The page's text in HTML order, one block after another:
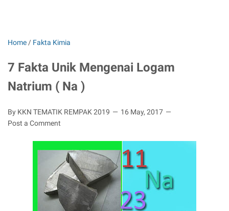
Home / Fakta Kimia
7 Fakta Unik Mengenai Logam
Natrium ( Na )
By KKN TEMATIK REMPAK 2019
16 May, 2017
Post a Comment